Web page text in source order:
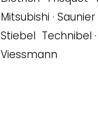
Mitsubishi · Saunier
Stiebel Technibel ·
Viessmann